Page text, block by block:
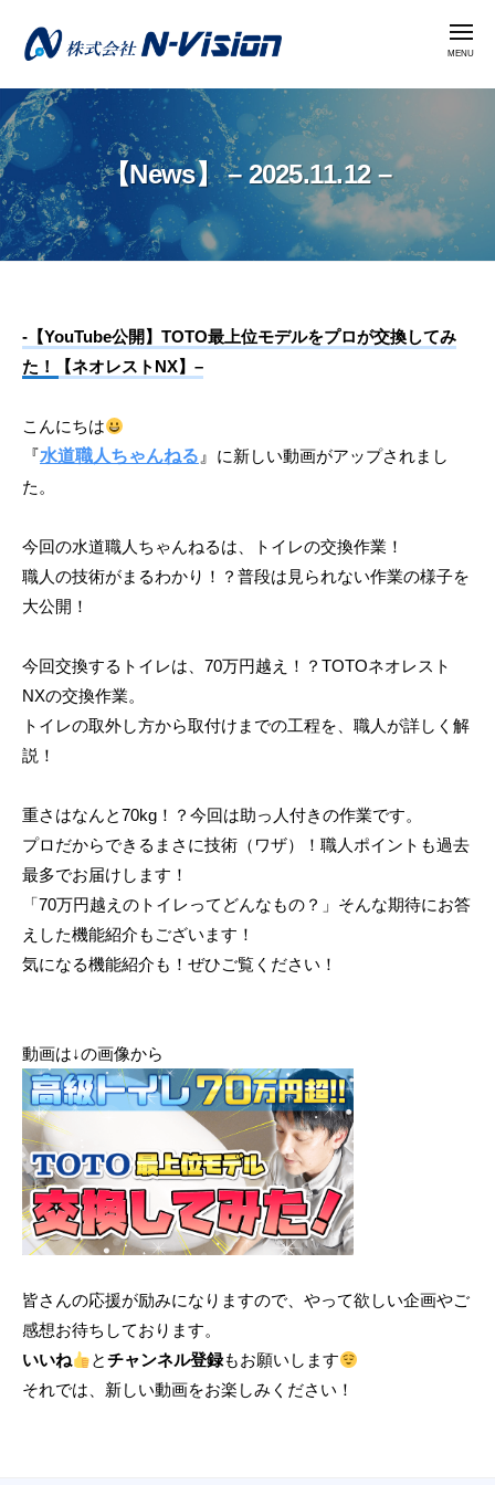
ン
ツ
へ
ス
キ
ッ
株
式
会
社
N
-
s
i
n
メ
ニ
【News】 – 2025.11.12 –
【News】
–
2025.11.12
–
2
5
-
1
-
1
2
N
-
V
s
i
-【YouTube公開】TOTO最上位モデルをプロが交換してみ
た！【ネオレストNX】–
こんにちは
『水道職人ちゃんねる 』 に新しい動画がアップされまし
た。
今回の水道職人ちゃんねるは、トイレの交換作業！
職人の技術がまるわかり！？普段は見られない作業の様子を
大公開！
今回交換するトイレは、70万円越え！？TOTOネオレスト
NXの交換作業。
トイレの取外し方から取付けまでの工程を、職人が詳しく解
説！
重さはなんと70kg！？今回は助っ人付きの作業です。
プロだからできるまさに技術（ワザ）！職人ポイントも過去
最多でお届けします！
「70万円越えのトイレってどんなもの？」そんな期待にお答
えした機能紹介もございます！
気になる機能紹介も！ぜひご覧ください！
動画は↓の画像から
皆さんの応援が励みになりますので、やって欲しい企画やご
感想お待ちしております。
いいね
とチャンネル登録もお願いします
それでは、新しい動画をお楽しみください！
式
会
社
N
V
i
s
i